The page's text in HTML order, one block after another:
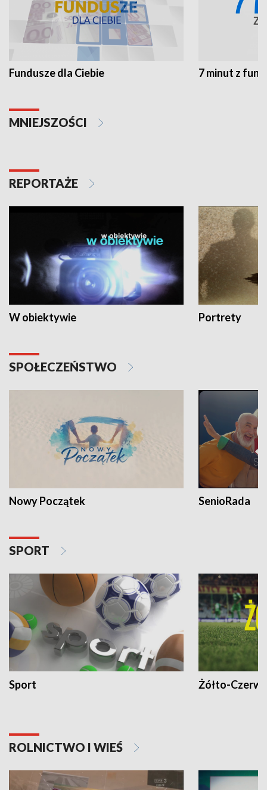
Fundusze dla Ciebie 7 minut z
MNIEJSZOŚCI
REPORTAŻE
W obiektywie Portrety
SPOŁECZEŃSTWO
Nowy Początek SenioRada
SPORT
Sport Żółto-
ROLNICTWO I WIEŚ